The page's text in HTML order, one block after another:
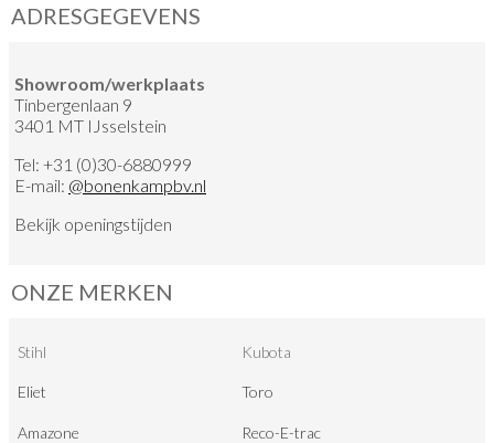
ADRESGEGEVENS
Showroom/werkplaats
Tinbergenlaan 9
3401 MT IJsselstein
Tel: +31 (0)30-6880999
E-mail: @bonenkampbv.nl
Bekijk openingstijden
ONZE MERKEN
Stihl Kubota
Eliet Toro
Amazone Reco-E-trac